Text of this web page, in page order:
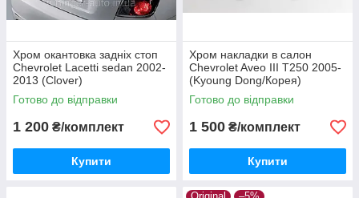
Хром окантовка задніх стоп
Chevrolet Lacetti sedan 2002-
2013 (Clover)
Готово до відправки
1 200 ₴/комплект
Купити
Хром накладки в салон
Chevrolet Aveo III T250 2005-
(Kyoung Dong/Корея)
Готово до відправки
1 500 ₴/комплект
Купити